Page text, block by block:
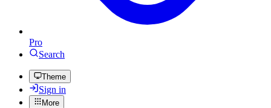
Pro
Search
Theme
Sign in
More